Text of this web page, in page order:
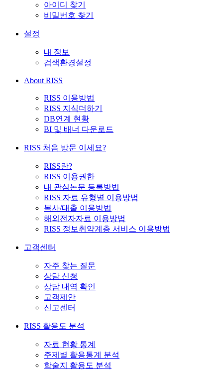
아이디 찾기
비밀번호 찾기
설정
내 정보
검색환경설정
About RISS
RISS 이용방법
RISS 지식더하기
DB연계 현황
BI 및 배너 다운로드
RISS 처음 방문 이세요?
RISS란?
RISS 이용권한
내 관심논문 등록방법
RISS 자료 유형별 이용방법
복사/대출 이용방법
해외전자자료 이용방법
RISS 정보취약계층 서비스 이용방법
고객센터
자주 찾는 질문
상담 신청
상담 내역 확인
고객제안
신고센터
RISS 활용도 분석
자료 현황 통계
주제별 활용통계 분석
학술지 활용도 분석